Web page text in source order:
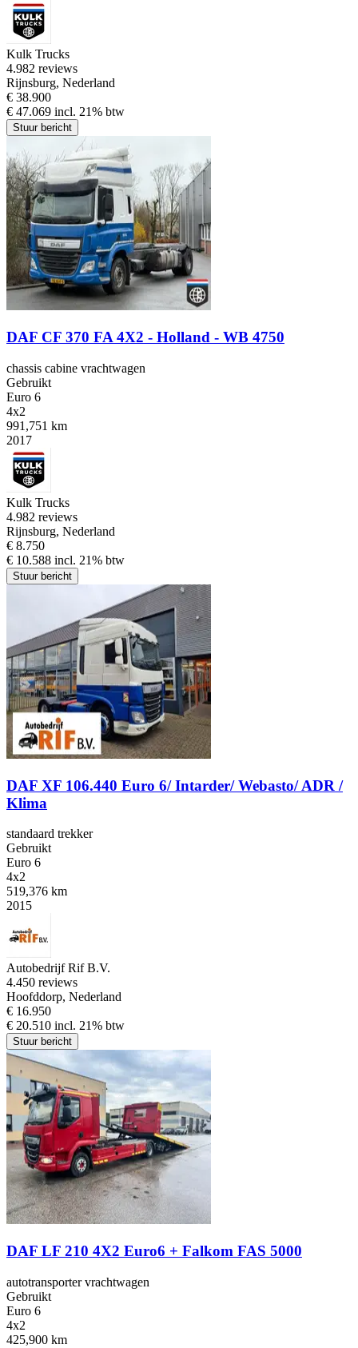
Kulk Trucks
4.982 reviews
Rijnsburg, Nederland
€ 38.900
€ 47.069 incl. 21% btw
Stuur bericht
DAF CF 370 FA 4X2 - Holland - WB 4750
chassis cabine vrachtwagen
Gebruikt
Euro 6
4x2
991,751 km
2017
Kulk Trucks
4.982 reviews
Rijnsburg, Nederland
€ 8.750
€ 10.588 incl. 21% btw
Stuur bericht
DAF XF 106.440 Euro 6/ Intarder/ Webasto/ ADR /
Klima
standaard trekker
Gebruikt
Euro 6
4x2
519,376 km
2015
Autobedrijf Rif B.V.
4.450 reviews
Hoofddorp, Nederland
€ 16.950
€ 20.510 incl. 21% btw
Stuur bericht
DAF LF 210 4X2 Euro6 + Falkom FAS 5000
autotransporter vrachtwagen
Gebruikt
Euro 6
4x2
425,900 km